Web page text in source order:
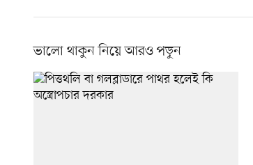
ভালো থাকুন নিয়ে আরও পড়ুন